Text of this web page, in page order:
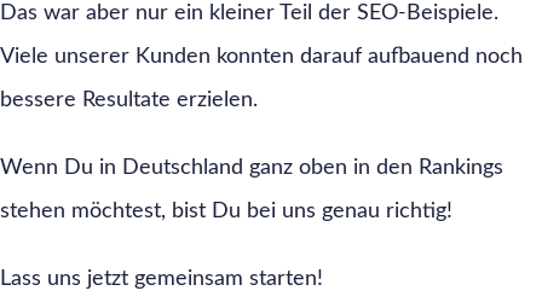
Das war aber nur ein kleiner Teil der SEO-Beispiele.
Viele unserer Kunden konnten darauf aufbauend noch
bessere Resultate erzielen.
Wenn Du in Deutschland ganz oben in den Rankings
stehen möchtest, bist Du bei uns genau richtig!
Lass uns jetzt gemeinsam starten!